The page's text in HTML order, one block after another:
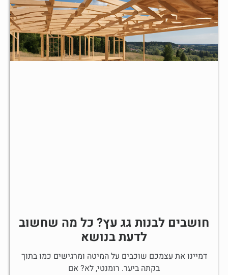
חושבים לבנות גג עץ? כל מה שחשוב
לדעת בנושא
דמיינו את עצמכם שוכבים על המיטה ומרגישים כמו בתוך
בקתה ביער. רומנטי, לא? אם